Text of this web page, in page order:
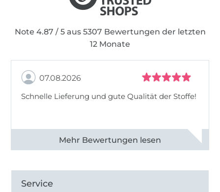
Note 4.87 / 5 aus 5307 Bewertungen der letzten
12 Monate
07.08.2026
Schnelle Lieferung und gute Qualität der Stoffe!
Alle 82968 Bewertungen ansehen
Service